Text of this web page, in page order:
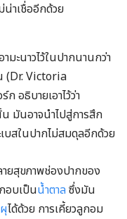
น่าเชื่ออีกด้วย
มะนาวไว้ในปากนานกว่า
(Dr. Victoria
อธิบายเอาไว้ว่า
มันอาจนำไปสู่การสึก
บสในปากไม่สมดุลอีกด้วย
ายสุขภาพช่องปากของ
อบเป็นน้ำตาล ซึ่งมัน
ได้ด้วย การเคี้ยวลูกอม